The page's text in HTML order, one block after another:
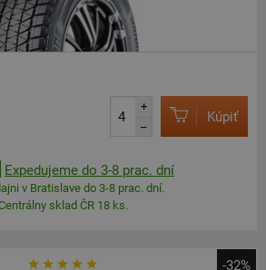
+
–
Kúpiť
Expedujeme do 3-8 prac. dní
v Bratislave do 3-8 prac. dní.
sklad ČR 18 ks.
-32%